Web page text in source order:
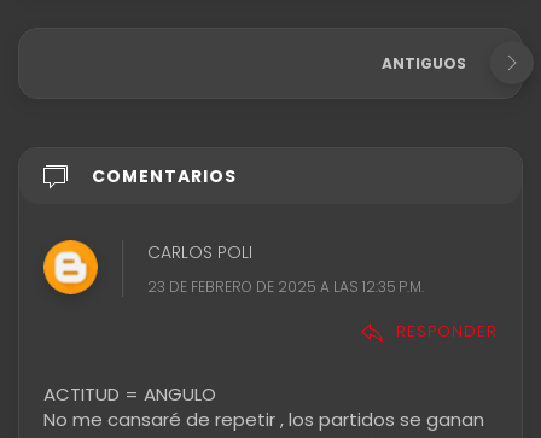
ANTIGUOS
COMENTARIOS
CARLOS POLI
23 DE FEBRERO DE 2025 A LAS 12:35 P.M.
RESPONDER
ACTITUD = ANGULO
No me cansaré de repetir , los partidos se ganan